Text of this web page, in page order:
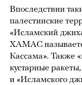
Впоследствии
палестинские
«Исламский
ХАМАС
Кассама». Также
кустарные
и «Исламского